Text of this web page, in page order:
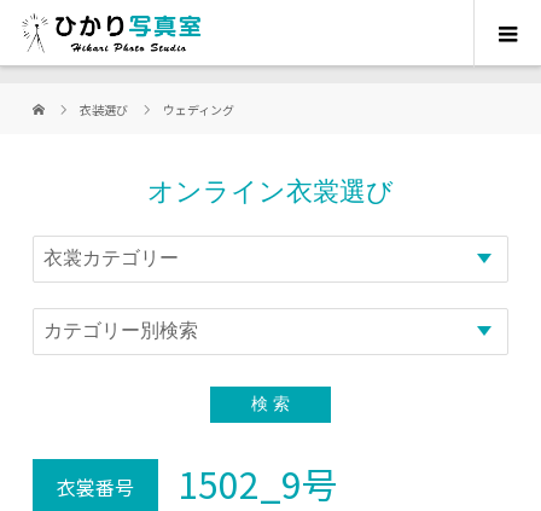
衣装選び ウェディング
オンライン衣裳選び
衣裳番号 1502_9号